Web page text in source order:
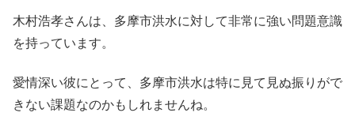
木村浩孝さんは、多摩市洪水に対して非常に強い問題意識
を持っています。
愛情深い彼にとって、多摩市洪水は特に見て見ぬ振りがで
きない課題なのかもしれませんね。